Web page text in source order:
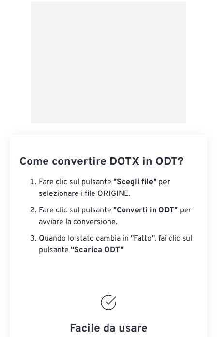
Come convertire DOTX in ODT?
Fare clic sul pulsante "Scegli file" per
selezionare i file ORIGINE.
Fare clic sul pulsante "Converti in ODT" per
avviare la conversione.
Quando lo stato cambia in "Fatto", fai clic sul
pulsante "Scarica ODT"
Facile da usare